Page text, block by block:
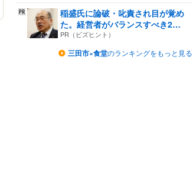
稲盛氏に論破・叱責され目が覚め
た。経営者がバランスすべき2
つ...
PR（ビズヒント）
三田市×食堂のランキングをもっと見る